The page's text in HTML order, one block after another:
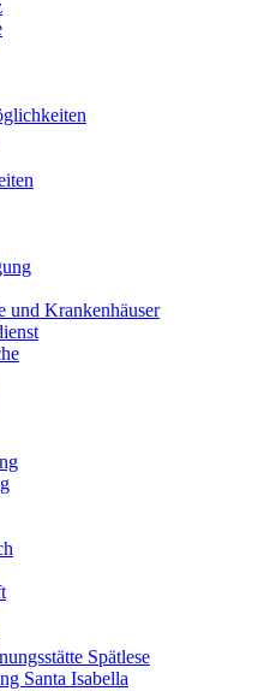
und Krankenhäuser
Spätlese
Santa Isabella